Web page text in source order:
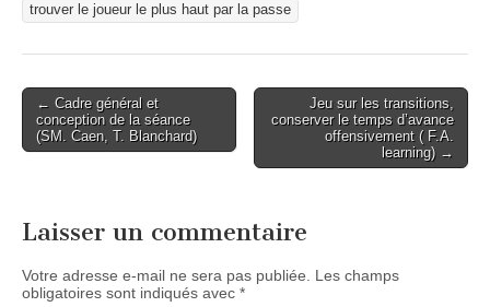
trouver le joueur le plus haut par la passe
Post
navigation
← Cadre général et
conception de la séance
(SM. Caen, T. Blanchard)
Jeu sur les transitions,
conserver le temps d’avance
offensivement ( F.A.
learning) →
Laisser un commentaire
Votre adresse e-mail ne sera pas publiée.
Les champs
obligatoires sont indiqués avec *